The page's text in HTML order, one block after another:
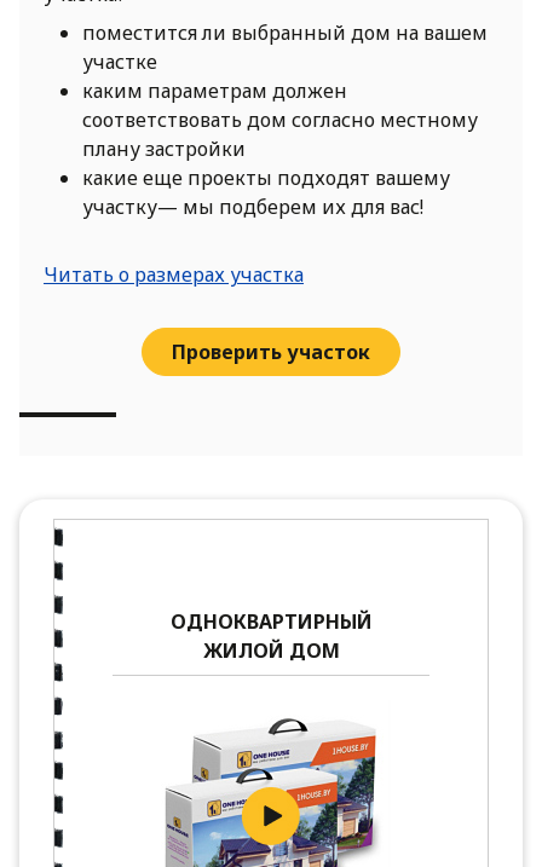
поместится ли выбранный дом на вашем
участке
каким параметрам должен
соответствовать дом согласно местному
плану застройки
какие еще проекты подходят вашему
участку— мы подберем их для вас!
Читать о размерах участка
Проверить участок
ОДНОКВАРТИРНЫЙ
ЖИЛОЙ ДОМ